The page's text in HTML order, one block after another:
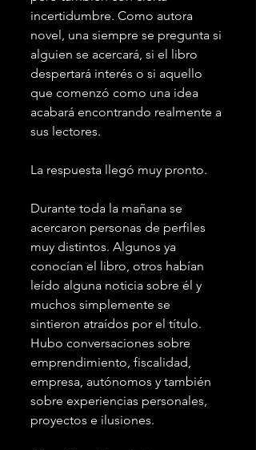
incertidumbre. Como autora
novel, una siempre se pregunta si
alguien se acercará, si el libro
despertará interés o si aquello
que comenzó como una idea
acabará encontrando realmente a
sus lectores.
La respuesta llegó muy pronto.
Durante toda la mañana se
acercaron personas de perfiles
muy distintos. Algunos ya
conocían el libro, otros habían
leído alguna noticia sobre él y
muchos simplemente se
sintieron atraídos por el título.
Hubo conversaciones sobre
emprendimiento, fiscalidad,
empresa, autónomos y también
sobre experiencias personales,
proyectos e ilusiones.